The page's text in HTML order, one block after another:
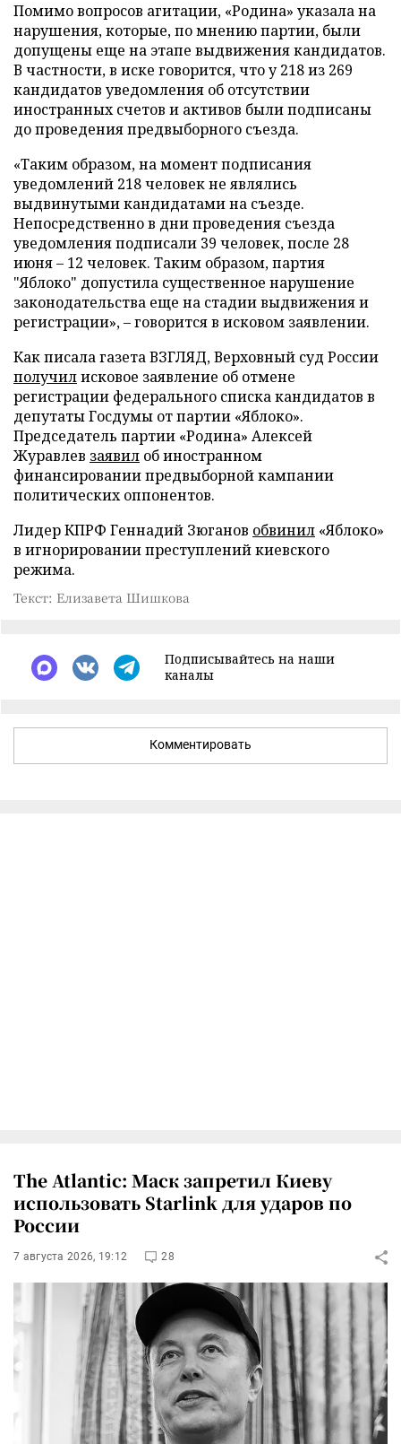
Помимо вопросов агитации, «Родина» указала на
нарушения, которые, по мнению партии, были
допущены еще на этапе выдвижения кандидатов.
В частности, в иске говорится, что у 218 из 269
кандидатов уведомления об отсутствии
иностранных счетов и активов были подписаны
до проведения предвыборного съезда.
«Таким образом, на момент подписания
уведомлений 218 человек не являлись
выдвинутыми кандидатами на съезде.
Непосредственно в дни проведения съезда
уведомления подписали 39 человек, после 28
июня – 12 человек. Таким образом, партия
"Яблоко" допустила существенное нарушение
законодательства еще на стадии выдвижения и
регистрации», – говорится в исковом заявлении.
Как писала газета ВЗГЛЯД, Верховный суд России
получилисковое заявление об отмене
регистрации федерального списка кандидатов в
депутаты Госдумы от партии «Яблоко».
Председатель партии «Родина» Алексей
Журавлев заявил об иностранном
финансировании предвыборной кампании
политических оппонентов.
Лидер КПРФ Геннадий Зюганов обвинил «Яблоко»
в игнорировании преступлений киевского
режима.
Текст: Елизавета Шишкова
Подписывайтесь на наши
каналы
Комментировать
The Atlantic: Маск запретил Киеву
использовать Starlink для ударов по
России
7 августа 2026, 19:12 28